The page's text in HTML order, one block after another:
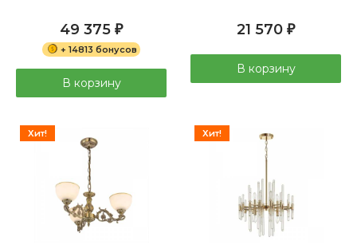
49 375 ₽
+ 14813 бонусов
В корзину
21 570 ₽
В корзину
Хит! Хит!